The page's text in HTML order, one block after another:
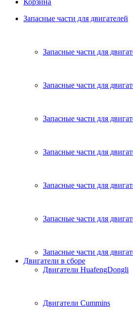
Корзина
Запасные части для двигателей
Запасные части для
Запасные части для
Запасные части для
Запасные части для
Запасные части для
Запасные части для
Запасные части для
Двигатели в сборе
Двигатели HuafengDongli
Двигатели Cummins